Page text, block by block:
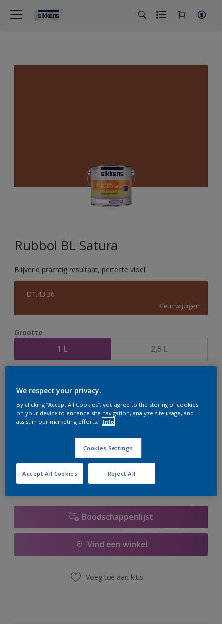
Rubbol BL Satura
Blijvend prachtig resultaat, perfecte vloei
D1.43.36
Kleur wijzigen
Grootte
1 L 2,5 L
er hard aan om de voorraad aan te vullen.
Boodschappenlijst
Vind een winkel
Voeg toe aan klus
We respect your privacy.
By clicking “Accept All Cookies”, you agree to the storing of cookies
on your device to enhance site navigation, analyze site usage, and
assist in our marketing efforts.
Info
Cookies Settings
Reject All
Accept All Cookies